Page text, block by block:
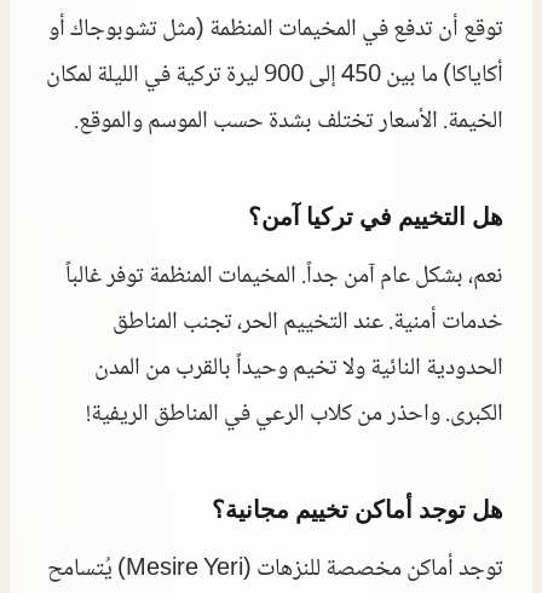
توقع أن تدفع في المخيمات المنظمة (مثل تشوبوجاك أو
أكاياكا) ما بين 450 إلى 900 ليرة تركية في الليلة لمكان
الخيمة. الأسعار تختلف بشدة حسب الموسم والموقع.
هل التخييم في تركيا آمن؟
نعم، بشكل عام آمن جداً. المخيمات المنظمة توفر غالباً
خدمات أمنية. عند التخييم الحر، تجنب المناطق
الحدودية النائية ولا تخيم وحيداً بالقرب من المدن
الكبرى. واحذر من كلاب الرعي في المناطق الريفية!
هل توجد أماكن تخييم مجانية؟
توجد أماكن مخصصة للنزهات (Mesire Yeri) يُتسامح